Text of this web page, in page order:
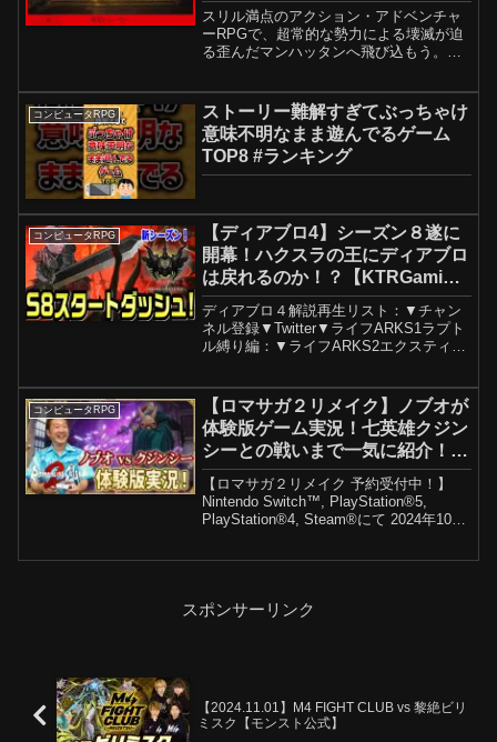
スリル満点のアクション・アドベンチャ
ーRPGで、超常的な勢力による壊滅が迫
る歪んだマンハッタンへ飛び込もう。人
のものをねじ曲げる宇宙的脅威に立ち向
かえ。2026ウィッシ...
コンピュータRPG
ストーリー難解すぎてぶっちゃけ
意味不明なまま遊んでるゲーム
TOP8 #ランキング
コンピュータRPG
【ディアブロ4】シーズン８遂に
開幕！ハクスラの王にディアブロ
は戻れるのか！？【KTRGaming
DiabloⅣ ゲーム 実況】
ディアブロ４解説再生リスト：▼チャン
ネル登録▼Twitter▼ライフARKS1ラプト
ル縛り編：▼ライフARKS2エクスティン
フクラフトS1：▼ディスコード▼マイク
ラ...
コンピュータRPG
【ロマサガ２リメイク】ノブオが
体験版ゲーム実況！七英雄クジン
シーとの戦いまで一気に紹介！
【ロマンシング サガ2 リベンジオ
ブザセブン】
【ロマサガ２リメイク 予約受付中！】
Nintendo Switch™, PlayStation®5,
PlayStation®4, Steam®にて 2024年10月
スポンサーリンク
【2024.11.01】M4 FIGHT CLUB vs 黎絶ビリ
ミスク【モンスト公式】